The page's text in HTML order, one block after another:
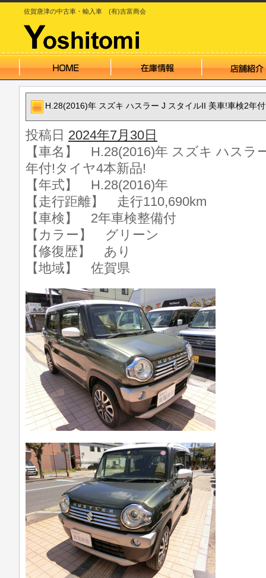
佐賀唐津の中古車・輸入車 (有)吉富商会
H.28(2016)年 スズキ ハスラー J スタイルII 美車!車検2年
投稿日 2024年7月30日
【車名】 H.28(2016)年 スズキ ハスラ
年付!タイヤ4本新品!
【年式】 H.28(2016)年
【走行距離】 走行110,690km
【車検】 2年車検整備付
【カラー】 グリーン
【修復歴】 あり
【地域】 佐賀県